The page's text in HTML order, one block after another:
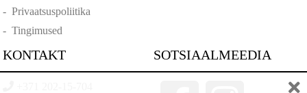
-Privaatsuspoliitika
-Tingimused
KONTAKT SOTSIAALMEEDIA